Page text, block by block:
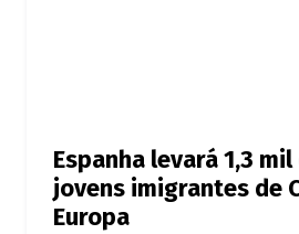
Espanha levará 1,3
jovens imigrantes de
Europa